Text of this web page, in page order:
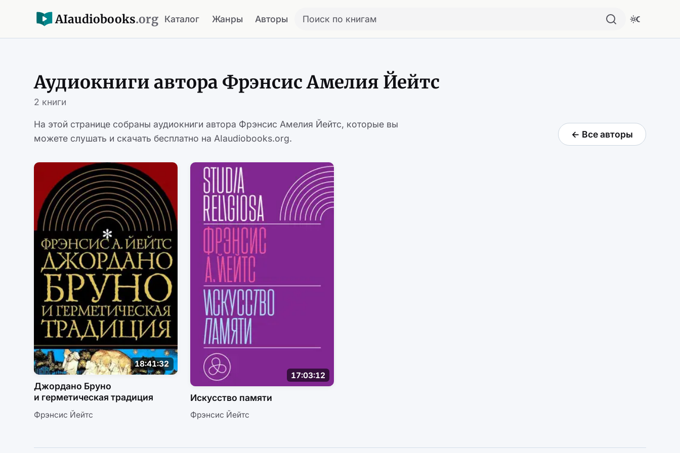
AIaudiobooks.org Каталог Жанры Авторы Поиск по книгам
Аудиокниги автора Фрэнсис Амелия Йейтс
2 книги
На этой странице собраны аудиокниги автора Фрэнсис Амелия Йейтс, которые вы
можете слушать и скачать бесплатно на AIaudiobooks.org.
← Все авторы
18:41:32
Джордано Бруно
и герметическая традиция
Фрэнсис Йейтс
17:03:12
Искусство памяти
Фрэнсис Йейтс